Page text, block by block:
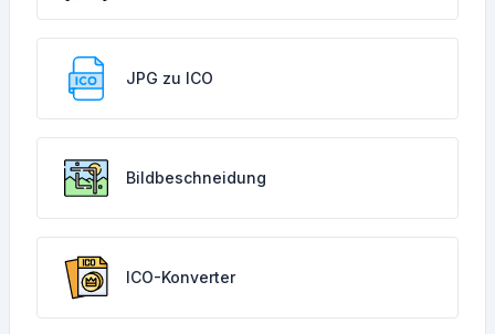
JPG zu ICO
Bildbeschneidung
ICO-Konverter